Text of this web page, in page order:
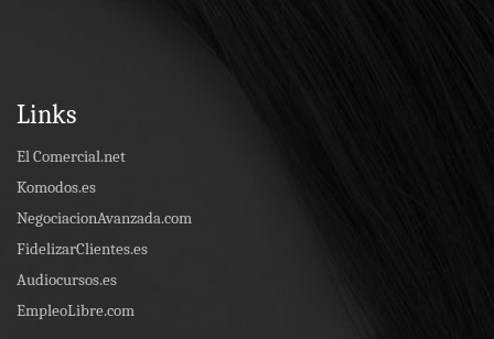
Links
El Comercial.net
Komodos.es
NegociacionAvanzada.com
FidelizarClientes.es
Audiocursos.es
EmpleoLibre.com